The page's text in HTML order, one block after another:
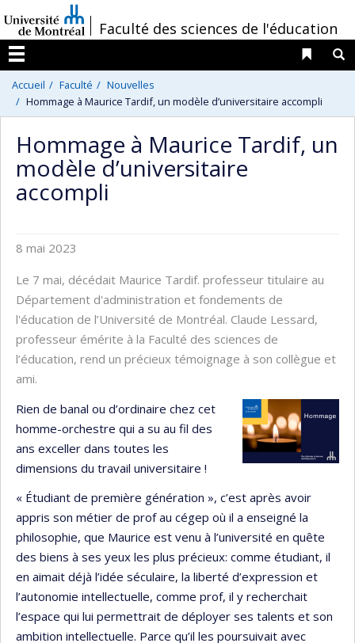
au
contenu
/Faculté des sciences de l'éducation
Menu
Liens
Accueil Faculté
Nouvelles
Hommage à Maurice Tardif, un modèle d’universitaire accompli
Hommage à Maurice Tardif, un
modèle d’universitaire
accompli
8 mai 2023
Le 7 mai, décédait Maurice Tardif. professeur titulaire au
Département d'administration et fondements de
l'éducation de l’Université de Montréal. Claude Lessard,
professeur émérite à la Faculté des sciences de
l’éducation, rend un précieux témoignage à son collègue et
ami.
Rien de banal ou d’ordinaire chez cet
homme-orchestre qui a su au fil des
ans exceller dans toutes les
dimensions du travail universitaire !
« Étudiant de première génération », c’est après avoir
appris son métier de prof au cégep où il a enseigné la
philosophie, que Maurice est venu à l’université en quête
des biens à ses yeux les plus précieux: comme étudiant, il
en aimait déjà l’idée séculaire, la liberté d’expression et
l’autonomie intellectuelle, comme prof, il y recherchait
l’espace qui lui permettrait de déployer ses talents et son
ambition intellectuelle. Parce qu’il les poursuivait avec